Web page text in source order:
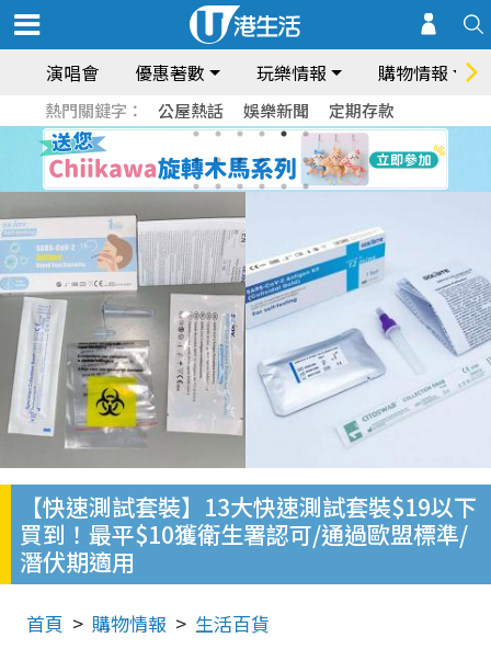
演唱會 優惠著數 玩樂情報 購物情報
熱門關鍵字： 公屋熱話 娛樂新聞 定期存款
【快速測試套裝】13大快速測試套裝$19以下
買到！最平$10獲衛生署認可/通過歐盟標準/
潛伏期適用
首頁 購物情報 生活百貨